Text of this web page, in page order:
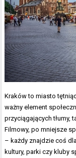
Kraków to miasto
ważny element
przyciągających tłumy,
Filmowy, po mniejsze
– każdy znajdzie coś
kultury, parki czy kluby